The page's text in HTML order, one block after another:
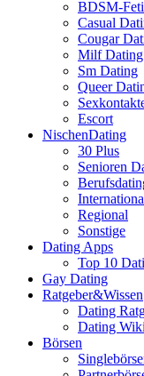
BDSM-
Casual
Cougar
Milf Dating
Sm Dating
Queer
Escort
NischenDating
30 Plus
Senioren
Regional
Sonstige
Dating Apps
Top 10
Gay Dating
Ratgeber&Wissen
Dating
Dating Wiki
Börsen